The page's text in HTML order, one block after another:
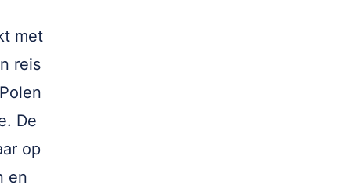
met
reis
De
op
en